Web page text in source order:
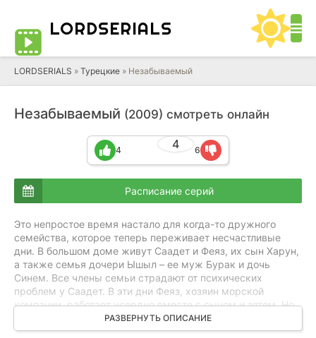
LORDSERIALS
LORDSERIALS » Турецкие » Незабываемый
Незабываемый (2009) смотреть онлайн
4
4 6
Расписание серий
Это непростое время настало для когда-то дружного
семейства, которое теперь переживает несчастливые
дни. В большом доме живут Саадет и Феяз, их сын Харун,
а также семья дочери Ышыл – ее муж Бурак и дочь
Синем. Все члены семьи страдают от психических
проблем у Саадет. В эти дни Феяз, хозяин морской
компании, работает усердно вместе с сыном и зятем. Но
все меняется, когда становится известно, что Харун
встречается с двумя сестрами одновременно. Эда, одна
РАЗВЕРНУТЬ ОПИСАНИЕ